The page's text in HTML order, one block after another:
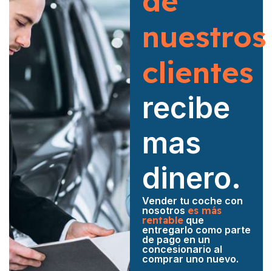
nuestros
clientes
recibe
mas
dinero.
Vender tu coche con
nosotros es más
rentableque
entregarlo como parte
de pago en un
concesionario al
comprar uno nuevo.